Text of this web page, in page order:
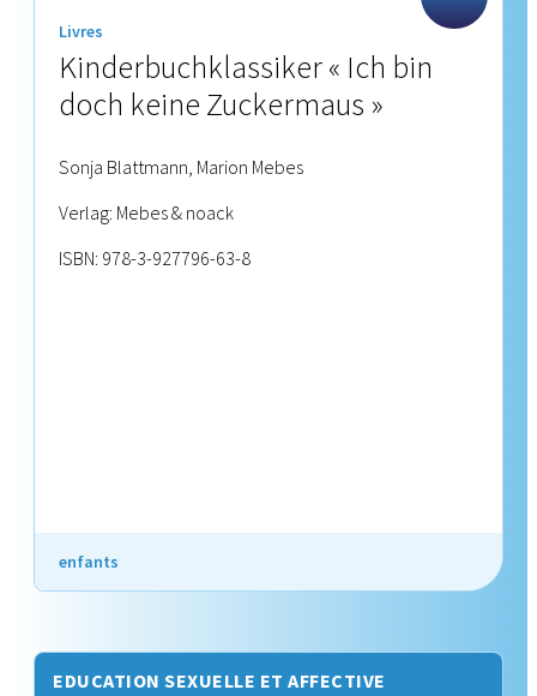
Livres
Kinderbuchklassiker « Ich bin
doch keine Zuckermaus »
Sonja Blattmann, Marion Mebes
Verlag: Mebes & noack
ISBN: 978-3-927796-63-8
enfants
EDUCATION SEXUELLE ET AFFECTIVE